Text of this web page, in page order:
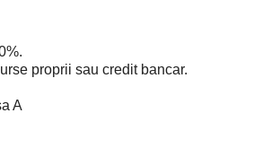
proprii sau credit bancar.
A